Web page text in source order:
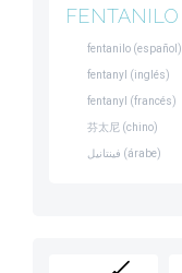
FENTANILO
fentanilo (español)
fentanyl (inglés)
fentanyl (francés)
芬太尼 (chino)
فينتانيل (árabe)